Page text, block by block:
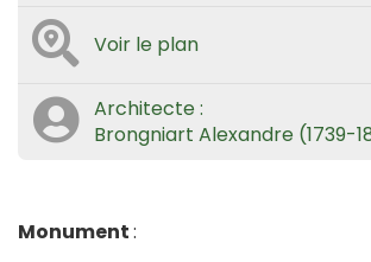
Voir le plan
Architecte :
Brongniart Alexandre (1739-
Monument: